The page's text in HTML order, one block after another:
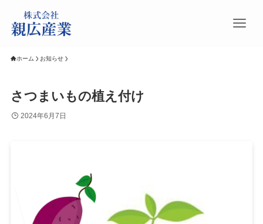
ホーム お知らせ
さつまいもの植え付け
2024年6月7日